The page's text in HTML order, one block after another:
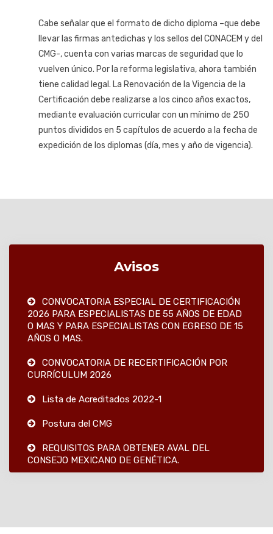
Cabe señalar que el formato de dicho diploma –que debe
llevar las firmas antedichas y los sellos del CONACEM y del
CMG-, cuenta con varias marcas de seguridad que lo
vuelven único. Por la reforma legislativa, ahora también
tiene calidad legal. La Renovación de la Vigencia de la
Certificación debe realizarse a los cinco años exactos,
mediante evaluación curricular con un mínimo de 250
puntos divididos en 5 capítulos de acuerdo a la fecha de
expedición de los diplomas (día, mes y año de vigencia).
Avisos
CONVOCATORIA ESPECIAL DE CERTIFICACIÓN
2026 PARA ESPECIALISTAS DE 55 AÑOS DE EDAD
O MAS Y PARA ESPECIALISTAS CON EGRESO DE 15
AÑOS O MAS.
CONVOCATORIA DE RECERTIFICACIÓN POR
CURRÍCULUM 2026
Lista de Acreditados 2022-1
Postura del CMG
REQUISITOS PARA OBTENER AVAL DEL
CONSEJO MEXICANO DE GENÉTICA.